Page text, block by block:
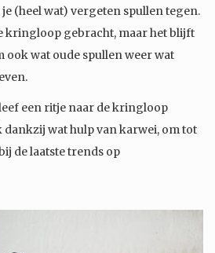
(heel wat) vergeten spullen tegen.
kringloop gebracht, maar het blijft
wat oude spullen weer wat
een ritje naar de kringloop
dankzij wat hulp van karwei, om tot
de laatste trends op